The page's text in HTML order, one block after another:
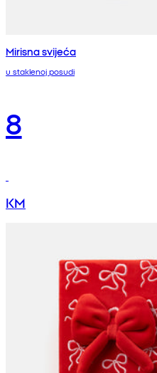
Mirisna svijeća
u staklenoj posudi
8
KM